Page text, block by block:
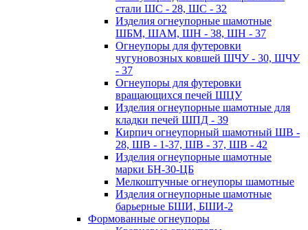
стали ШС - 28, ШС - 32
Изделия огнеупорные шамотные
ШБМ, ШАМ, ШН - 38, ШН - 37
Огнеупоры для футеровки
чугуновозных ковшей ШЧУ - 30, ШЧУ
- 37
Огнеупоры для футеровки
вращающихся печей ШЦУ
Изделия огнеупорные шамотные для
кладки печей ШПД - 39
Кирпич огнеупорный шамотный ШВ -
28, ШВ - 1-37, ШВ - 37, ШВ - 42
Изделия огнеупорные шамотные
марки БН-30-ЦБ
Мелкоштучные огнеупоры шамотные
Изделия огнеупорные шамотные
барьерные БШИ, БШИ-2
Формованные огнеупоры